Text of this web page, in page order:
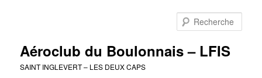
Aéroclub du Boulonnais – LFIS
SAINT INGLEVERT – LES DEUX CAPS